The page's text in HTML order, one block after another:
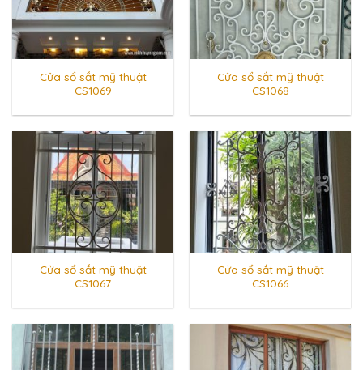
Cửa sổ sắt mỹ thuật
CS1069
Cửa sổ sắt mỹ thuật
CS1068
Cửa sổ sắt mỹ thuật
CS1067
Cửa sổ sắt mỹ thuật
CS1066